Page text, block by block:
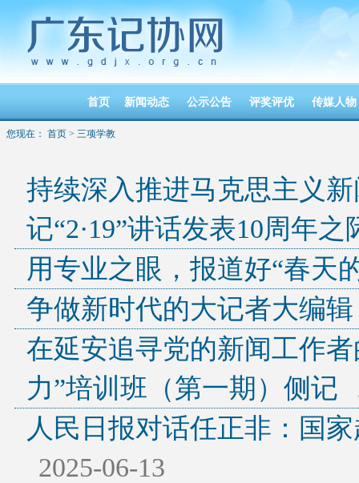
首页 新闻动态 公示公告 评奖评优 传媒人物
您现在： 首页 > 三项学教
持续深入推进马克思主义
记“2·19”讲话发表10周年之
用专业之眼，报道好“春天
争做新时代的大记者大编辑
在延安追寻党的新闻工作
力”培训班（第一期）侧记
人民日报对话任正非：国
2025-06-13